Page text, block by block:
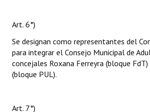
Art. 6°)
Se designan como representantes del
para integrar el Consejo Municipal de
concejales Roxana Ferreyra (bloque
(bloque PUL).
Art. 7°)